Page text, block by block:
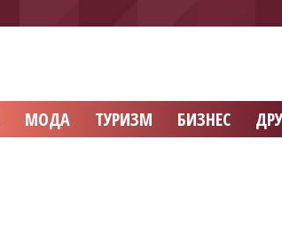
МОДА ТУРИЗМ БИЗНЕС